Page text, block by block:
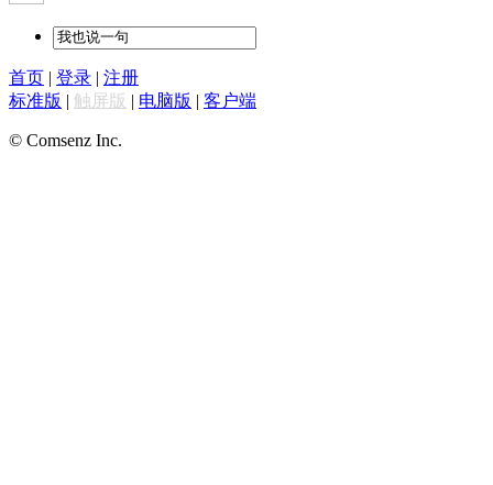
首页 | 登录 | 注册
标准版 | 触屏版 | 电脑版 | 客户端
© Comsenz Inc.